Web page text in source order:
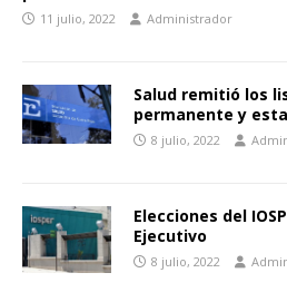
11 julio, 2022 Administrador
Salud remitió los
permanente y
8 julio, 2022
Elecciones del
Ejecutivo
8 julio, 2022